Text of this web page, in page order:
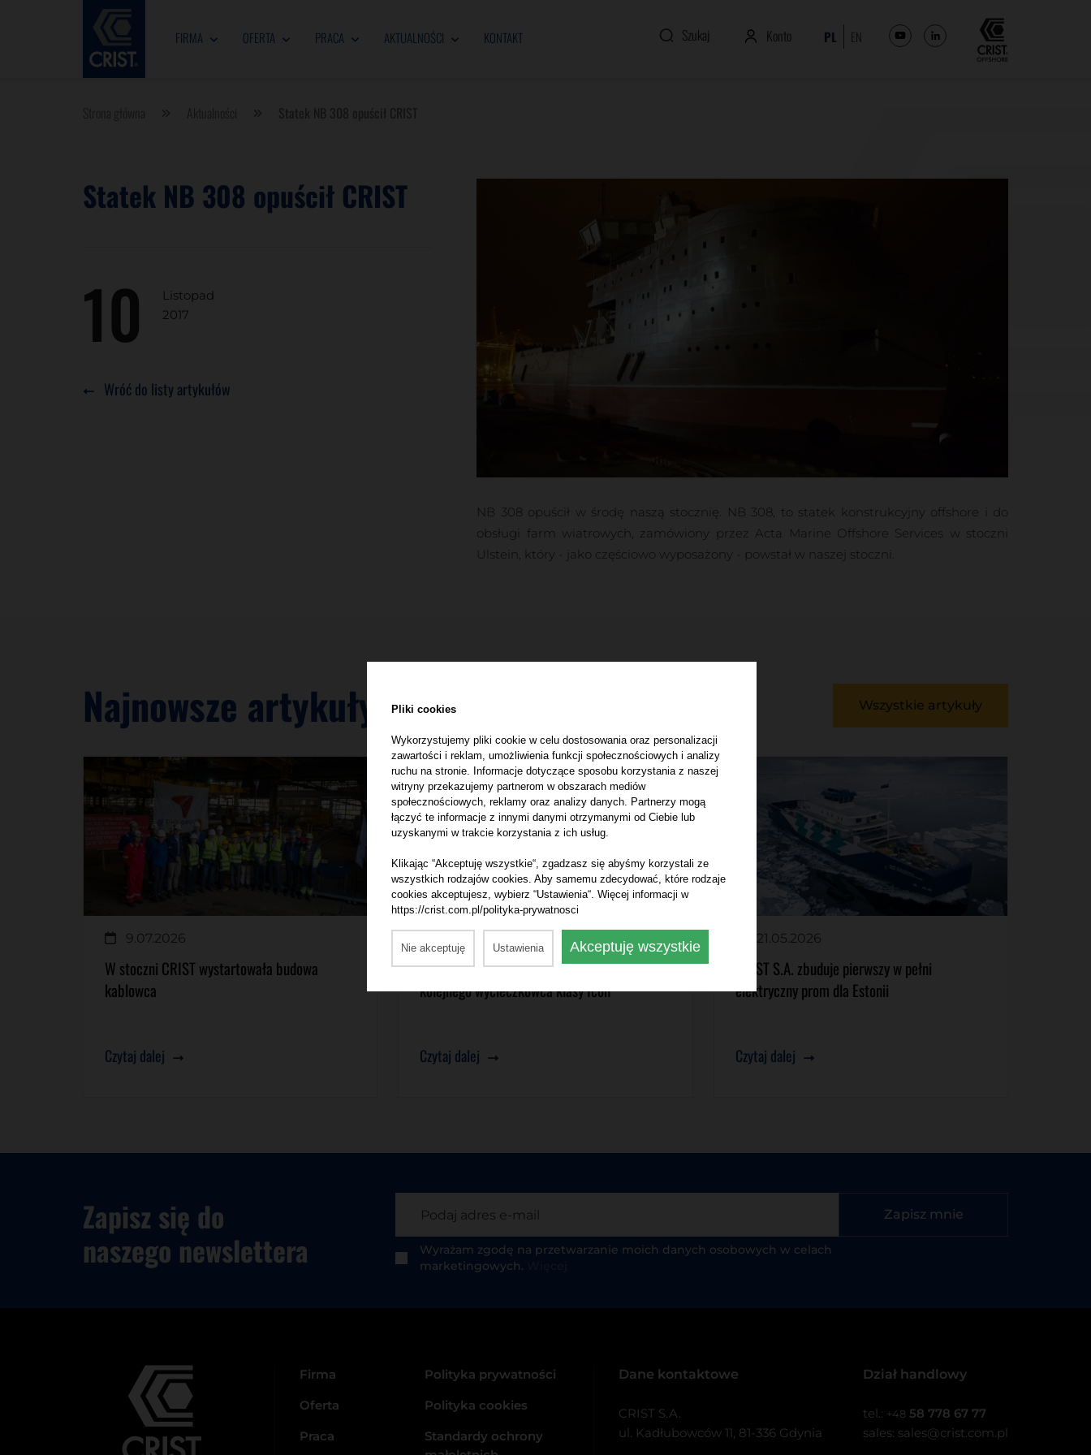
FIRMA OFERTA PRACA AKTUALNOŚCI KONTAKT Konto PL EN
Statek NB 308 opuścił CRIST
10
Listopad
2017
Wróć do listy artykułów
NB 308 opuścił w środę naszą stocznię. NB 308, to statek konstrukcyjny offshore i do
obsługi farm wiatrowych, zamówiony przez Acta Marine Offshore Services w stoczni
Ulstein, który - jako częściowo wyposażony - powstał w naszej stoczni.
Najnowsze artykuły Wszystkie artykuły
9.07.2026
W stoczni CRIST wystartowała budowa
kablowca
Czytaj dalej
CRIST rozpoczyna budowę bloku dla
kolejnego wycieczkowca klasy Icon
Czytaj dalej
21.05.2026
CRIST S.A. zbuduje pierwszy w pełni
elektryczny prom dla Estonii
Czytaj dalej
Zapisz się do
naszego newslettera
Wyrażam zgodę na przetwarzanie moich danych osobowych w celach
marketingowych.
Zapisz mnie
Firma
Oferta
Praca
Polityka prywatności
Polityka cookies
Standardy ochrony
Dane kontaktowe
CRIST S.A.
ul. Kadłubowców 11, 81-336 Gdynia
Dział handlowy
tel.: +48 58 778 67 77
sales: sales@crist.com.pl
Pliki cookies
Wykorzystujemy pliki cookie w celu dostosowania oraz personalizacji
zawartości i reklam, umożliwienia funkcji społecznościowych i analizy
ruchu na stronie. Informacje dotyczące sposobu korzystania z naszej
witryny przekazujemy partnerom w obszarach mediów
społecznościowych, reklamy oraz analizy danych. Partnerzy mogą
łączyć te informacje z innymi danymi otrzymanymi od Ciebie lub
uzyskanymi w trakcie korzystania z ich usług.
Klikając “Akceptuję wszystkie“, zgadzasz się abyśmy korzystali ze
wszystkich rodzajów cookies. Aby samemu zdecydować, które rodzaje
cookies akceptujesz, wybierz “Ustawienia“. Więcej informacji w
https://crist.com.pl/polityka-prywatnosci
Nie akceptuję Ustawienia Akceptuję wszystkie